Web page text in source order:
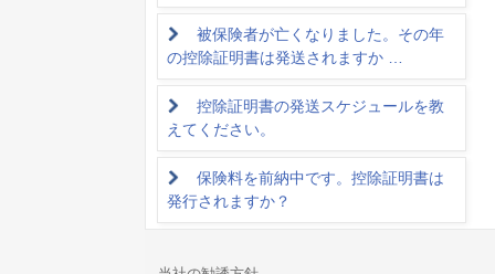
被保険者が亡くなりました。その年
の控除証明書は発送されますか …
控除証明書の発送スケジュールを教
えてください。
保険料を前納中です。控除証明書は
発行されますか？